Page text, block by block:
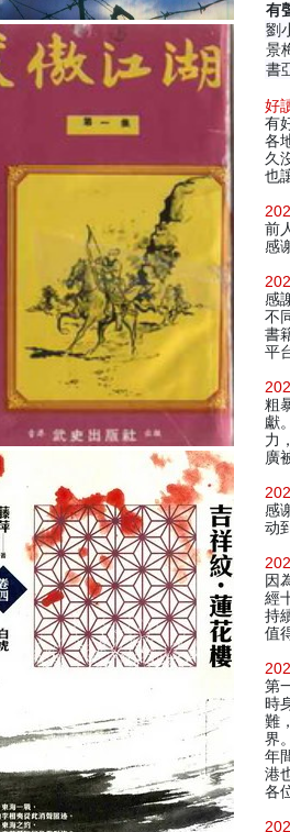
有
劉
景
書
好
有
各
久
也
前
感
感
不
書
平
粗
獻
力
廣
感
动
因
經
持
值
第
時
難
界
年
港
各